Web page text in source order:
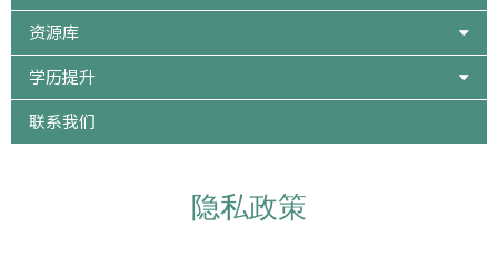
资源库
学历提升
联系我们
隐私政策